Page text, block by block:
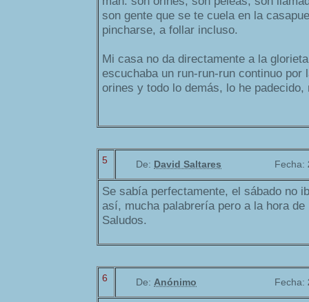
son gente que se te cuela en la
pincharse, a follar incluso.
Mi casa no da directamente a la
escuchaba un run-run-run continuo por
orines y todo lo demás, lo he padecido,
5 De: David Saltares Fecha:
Se sabía perfectamente, el sábado no
así, mucha palabrería pero a la hora de
Saludos.
6 De: Anónimo Fecha: